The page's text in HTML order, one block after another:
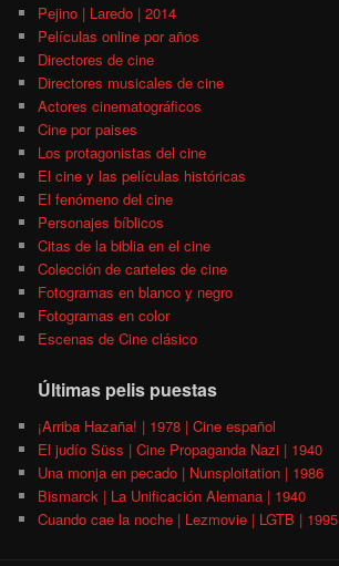
Pejino | Laredo | 2014
Películas online por años
Directores de cine
Directores musicales de cine
Actores cinematográficos
Cine por paises
Los protagonistas del cine
El cine y las películas históricas
El fenómeno del cine
Personajes bíblicos
Citas de la biblia en el cine
Colección de carteles de cine
Fotogramas en blanco y negro
Fotogramas en color
Escenas de Cine clásico
Últimas pelis puestas
¡Arriba Hazaña! | 1978 | Cine español
El judío Süss | Cine Propaganda Nazi | 1940
Una monja en pecado | Nunsploitation | 1986
Bismarck | La Unificación Alemana | 1940
Cuando cae la noche | Lezmovie | LGTB | 1995